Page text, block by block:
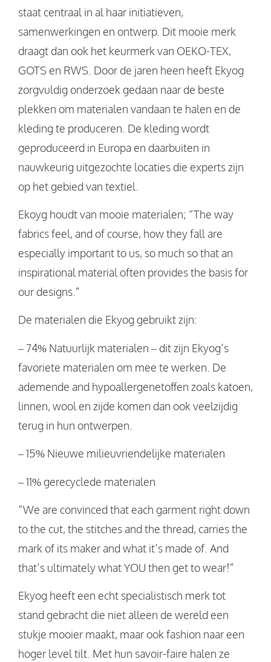
staat centraal in al haar initiatieven,
samenwerkingen en ontwerp. Dit mooie merk
draagt dan ook het keurmerk van OEKO-TEX,
GOTS en RWS. Door de jaren heen heeft Ekyog
zorgvuldig onderzoek gedaan naar de beste
plekken om materialen vandaan te halen en de
kleding te produceren. De kleding wordt
geproduceerd in Europa en daarbuiten in
nauwkeurig uitgezochte locaties die experts zijn
op het gebied van textiel.
Ekoyg houdt van mooie materialen; “The way
fabrics feel, and of course, how they fall are
especially important to us, so much so that an
inspirational material often provides the basis for
our designs.”
De materialen die Ekyog gebruikt zijn:
– 74% Natuurlijk materialen – dit zijn Ekyog’s
favoriete materialen om mee te werken. De
ademende and hypoallergenetoffen zoals katoen,
linnen, wool en zijde komen dan ook veelzijdig
terug in hun ontwerpen.
– 15% Nieuwe milieuvriendelijke materialen
– 11% gerecyclede materialen
“We are convinced that each garment right down
to the cut, the stitches and the thread, carries the
mark of its maker and what it’s made of. And
that’s ultimately what YOU then get to wear!”
Ekyog heeft een echt specialistisch merk tot
stand gebracht die niet alleen de wereld een
stukje mooier maakt, maar ook fashion naar een
hoger level tilt. Met hun savoir-faire halen ze